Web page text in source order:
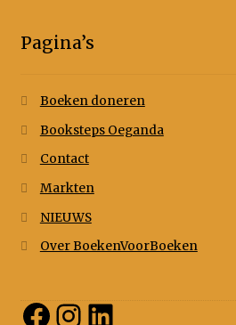
Pagina’s
Boeken doneren
Booksteps Oeganda
Contact
Markten
NIEUWS
Over BoekenVoorBoeken
Facebook
Instagram
LinkedIn